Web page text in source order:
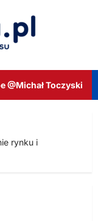
@Michał Toczyski
rynku i